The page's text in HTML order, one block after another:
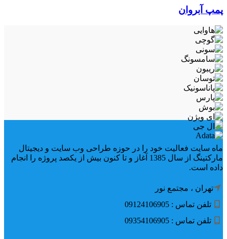
پمپ آبروان
ماه سایت فعالیت خود را در حوزه طراحی وب سایت و دیجیتال
مارکتینگ از سال 1385 آغاز و تا کنون بیش از یکصد پروژه را انجام
داده است.
تهران ، مجتمع نور
تلفن تماس : 09124106905
تلفن تماس : 09354106905